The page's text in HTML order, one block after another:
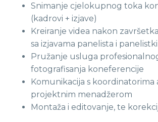
Snimanje cjelokupnog toka
(kadrovi + izjave)
Kreiranje videa nakon
sa izjavama panelista i
Pružanje usluga
fotografisanja koneferencije
Komunikacija s koordinatorima
projektnim menadžerom
Montaža i editovanje, te